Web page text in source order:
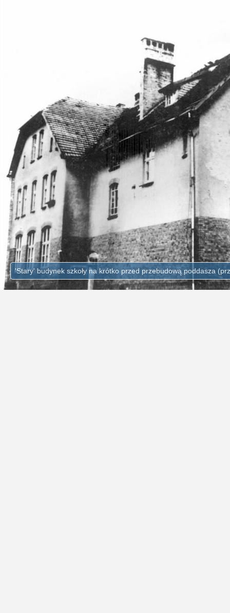
'Stary' budynek szkoły na krótko przed przebudową poddasza